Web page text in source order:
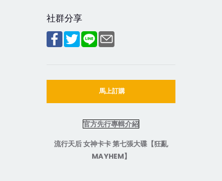
社群分享
馬上訂購
官方先行專輯介紹
流行天后女神卡卡第七張大碟【狂亂
MAYHEM】